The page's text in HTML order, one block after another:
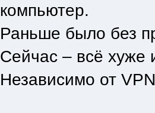
компьютер.
Раньше было без
Сейчас – всё хуже
Независимо от